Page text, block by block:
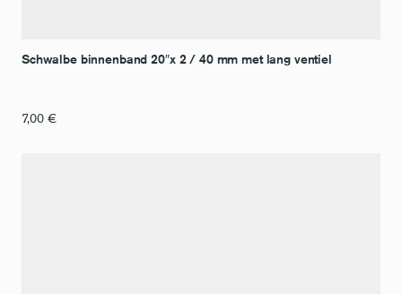
Schwalbe binnenband 20″x 2 / 40 mm met lang ventiel
7,00 €